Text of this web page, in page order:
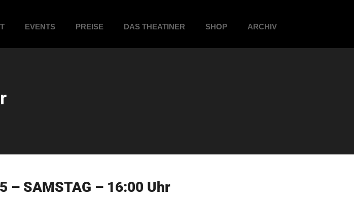
EVENTS PREISE DAS THEATINER SHOP ARCHIV
– SAMSTAG – 16:00 Uhr